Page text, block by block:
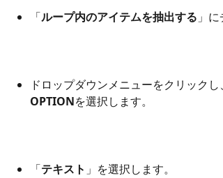
「ループ内のアイテムを抽出する 」
ドロップダウンメニューをクリックし、
OPTIONを選択します。
「テキスト 」を選択します。